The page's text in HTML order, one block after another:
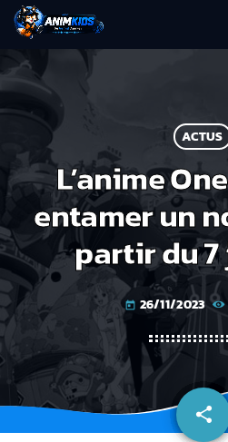
ACTUS
L’anime
entamer un
partir du
today 26/11/2023
share
email